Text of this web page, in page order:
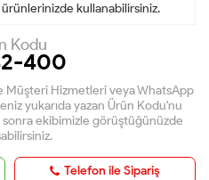
kullanabilirsiniz.
Kodu
400
Müşteri Hizmetleri veya WhatsApp
yukarıda yazan Ürün Kodu'nu
sonra ekibimizle görüştüğünüzde
Telefon ile Sipariş